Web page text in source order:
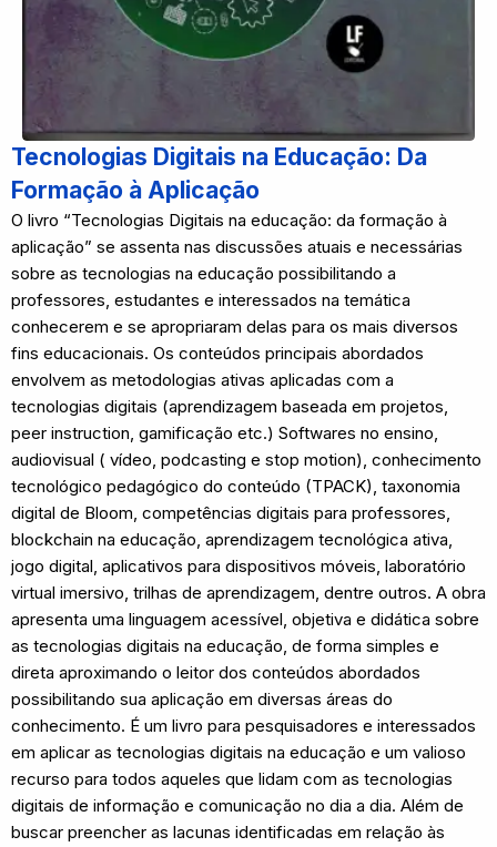
Tecnologias Digitais na Educação: Da
Formação à Aplicação
O livro “Tecnologias Digitais na educação: da formação à
aplicação” se assenta nas discussões atuais e necessárias
sobre as tecnologias na educação possibilitando a
professores, estudantes e interessados na temática
conhecerem e se apropriaram delas para os mais diversos
fins educacionais. Os conteúdos principais abordados
envolvem as metodologias ativas aplicadas com a
tecnologias digitais (aprendizagem baseada em projetos,
peer instruction, gamificação etc.) Softwares no ensino,
audiovisual ( vídeo, podcasting e stop motion), conhecimento
tecnológico pedagógico do conteúdo (TPACK), taxonomia
digital de Bloom, competências digitais para professores,
blockchain na educação, aprendizagem tecnológica ativa,
jogo digital, aplicativos para dispositivos móveis, laboratório
virtual imersivo, trilhas de aprendizagem, dentre outros. A obra
apresenta uma linguagem acessível, objetiva e didática sobre
as tecnologias digitais na educação, de forma simples e
direta aproximando o leitor dos conteúdos abordados
possibilitando sua aplicação em diversas áreas do
conhecimento. É um livro para pesquisadores e interessados
em aplicar as tecnologias digitais na educação e um valioso
recurso para todos aqueles que lidam com as tecnologias
digitais de informação e comunicação no dia a dia. Além de
buscar preencher as lacunas identificadas em relação às